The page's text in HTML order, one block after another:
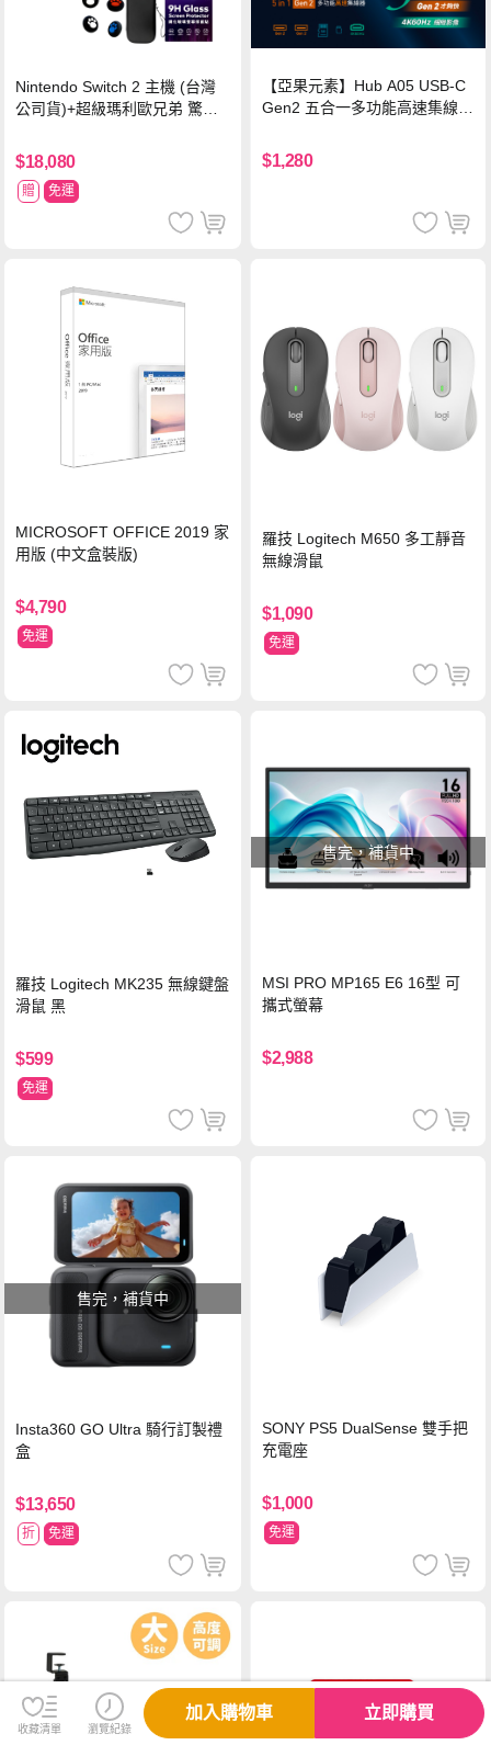
Nintendo Switch 2 主機 (台灣
公司貨)+超級瑪利歐兄弟 驚奇
球 狂熱 中文版
$18,080
贈 免運
【亞果元素】Hub A05 USB-C
Gen2 五合一多功能高速集線
$1,280
MICROSOFT OFFICE 2019 家
用版 (中文盒裝版)
$4,790
免運
羅技 Logitech M650 多工靜音
無線滑鼠
$1,090
免運
羅技 Logitech MK235 無線鍵盤
滑鼠 黑
$599
免運
售完，補貨中
MSI PRO MP165 E6 16型 可
攜式螢幕
$2,988
售完，補貨中
Insta360 GO Ultra 騎行訂製禮
盒
$13,650
折 免運
SONY PS5 DualSense 雙手把
充電座
$1,000
免運
收藏清單 瀏覽紀錄
加入購物車 立即購買